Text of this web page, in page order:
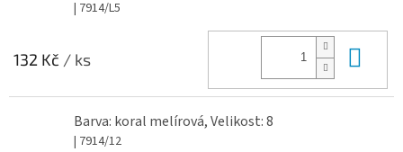
| 7914/L5
132 Kč / ks
Barva: koral melírová, Velikost: 8
| 7914/12